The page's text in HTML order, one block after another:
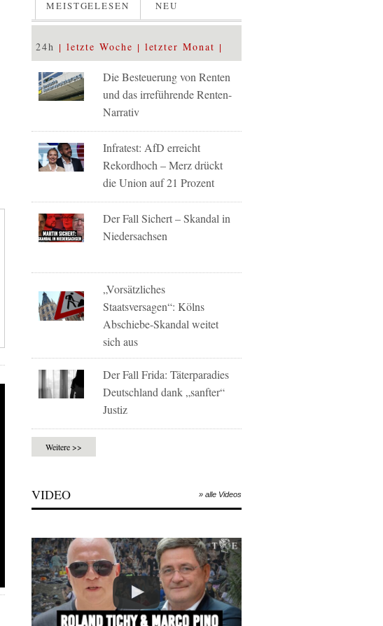
MEISTGELESEN NEU
24h letzte Woche letzter Monat
Die Besteuerung von Renten
und das irreführende Renten-
Narrativ
Infratest: AfD erreicht
Rekordhoch – Merz drückt
die Union auf 21 Prozent
Der Fall Sichert – Skandal in
Niedersachsen
„Vorsätzliches
Staatsversagen“: Kölns
Abschiebe-Skandal weitet
sich aus
Der Fall Frida: Täterparadies
Deutschland dank „sanfter“
Justiz
Weitere >>
VIDEO » alle Videos